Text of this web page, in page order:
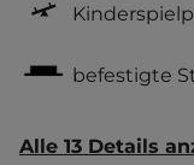
befestigte
Alle 13 Details